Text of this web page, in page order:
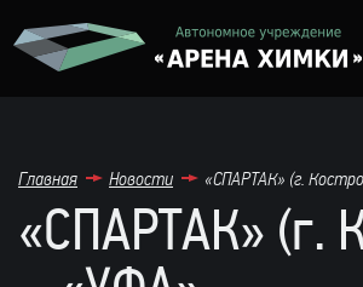
Главная Новости «СПАРТАК» (г.
«СПАРТАК» (г.